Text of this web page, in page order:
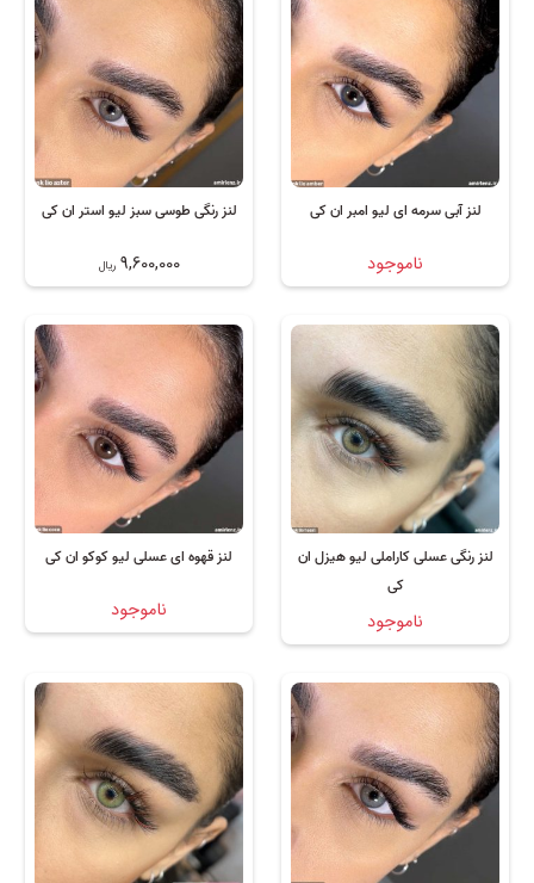
لنز آبی سرمه ای لیو امبر ان کی
ناموجود
لنز رنگی طوسی سبز لیو استر ان کی
9,600,000 ریال
لنز رنگی عسلی کاراملی لیو هیزل ان
کی
ناموجود
لنز قهوه ای عسلی لیو کوکو ان کی
ناموجود